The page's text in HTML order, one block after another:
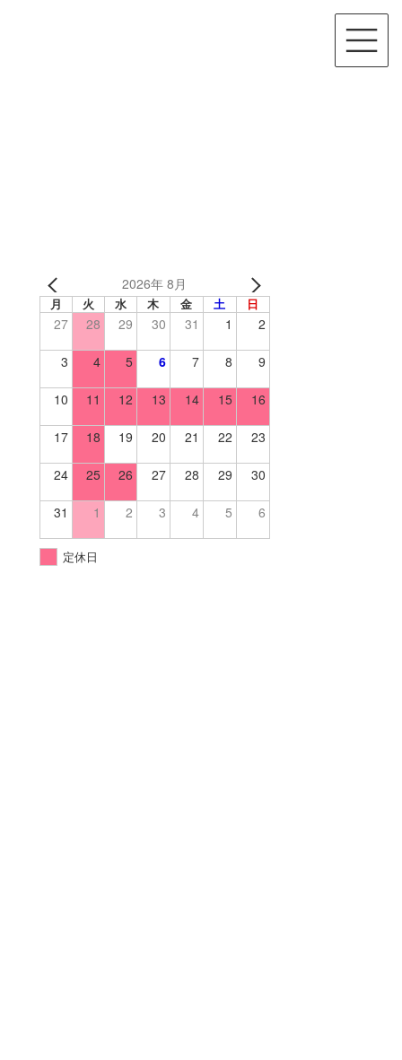
2026年 8月
月 火 水 木 金 土 日
27 28 29 30 31 1 2
3 4 5 6 7 8 9
10 11 12 13 14 15 16
17 18 19 20 21 22 23
24 25 26 27 28 29 30
31 1 2 3 4 5 6
定休日